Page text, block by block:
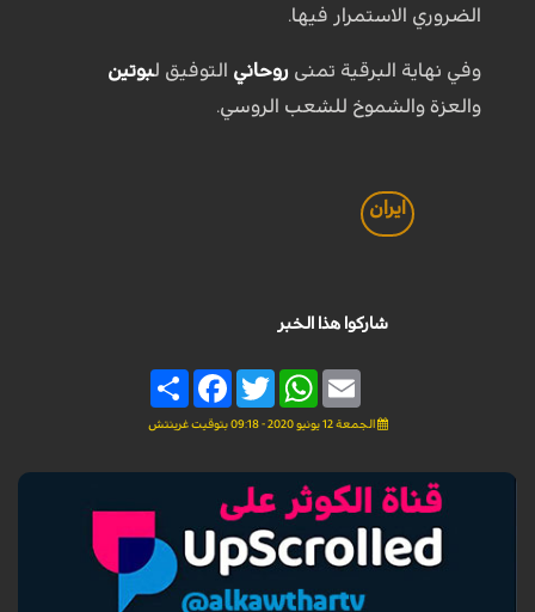
الضروري الاستمرار فيها.
وفي نهاية البرقية تمنى روحاني التوفيق لبوتين
والعزة والشموخ للشعب الروسي.
ايران
شاركوا هذا الخبر
Share
FacebookTwitter
WhatsAppEmail
الجمعة 12 يونيو 2020 - 09:18 بتوقيت غرينتش